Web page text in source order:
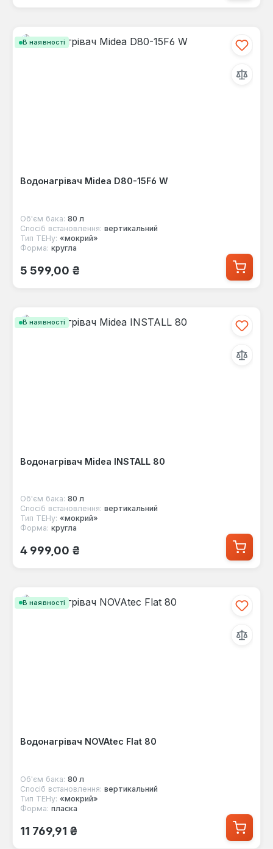
В наявності
Водонагрівач Midea D80-15F6 W
Об'єм бака: 80 л
Спосіб встановлення: вертикальний
Тип ТЕНу: «мокрий»
Форма: кругла
Звичайна ціна:
5 599,00 ₴
В наявності
Водонагрівач Midea INSTALL 80
Об'єм бака: 80 л
Спосіб встановлення: вертикальний
Тип ТЕНу: «мокрий»
Форма: кругла
Звичайна ціна:
4 999,00 ₴
В наявності
Водонагрівач NOVAtec Flat 80
Об'єм бака: 80 л
Спосіб встановлення: вертикальний
Тип ТЕНу: «мокрий»
Форма: пласка
Звичайна ціна:
11 769,91 ₴